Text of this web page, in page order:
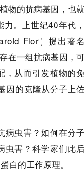
物的抗病基因，也
力。上世纪40年代
Flor）提出著
在一组抗病基因，
，从而引发植物的
因的克隆从分子上
病虫害？如何在分
虫害？科学家们此
白的工作原理。